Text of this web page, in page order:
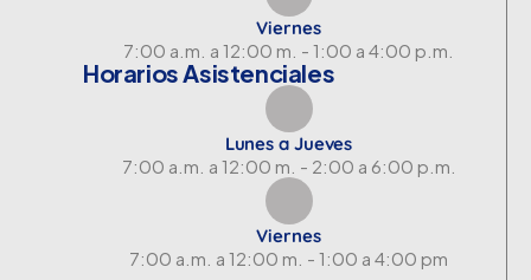
Viernes
7:00 a.m. a 12:00 m. - 1:00 a 4:00 p.m.
Horarios Asistenciales
Lunes a Jueves
7:00 a.m. a 12:00 m. - 2:00 a 6:00 p.m.
Viernes
7:00 a.m. a 12:00 m. - 1:00 a 4:00 pm